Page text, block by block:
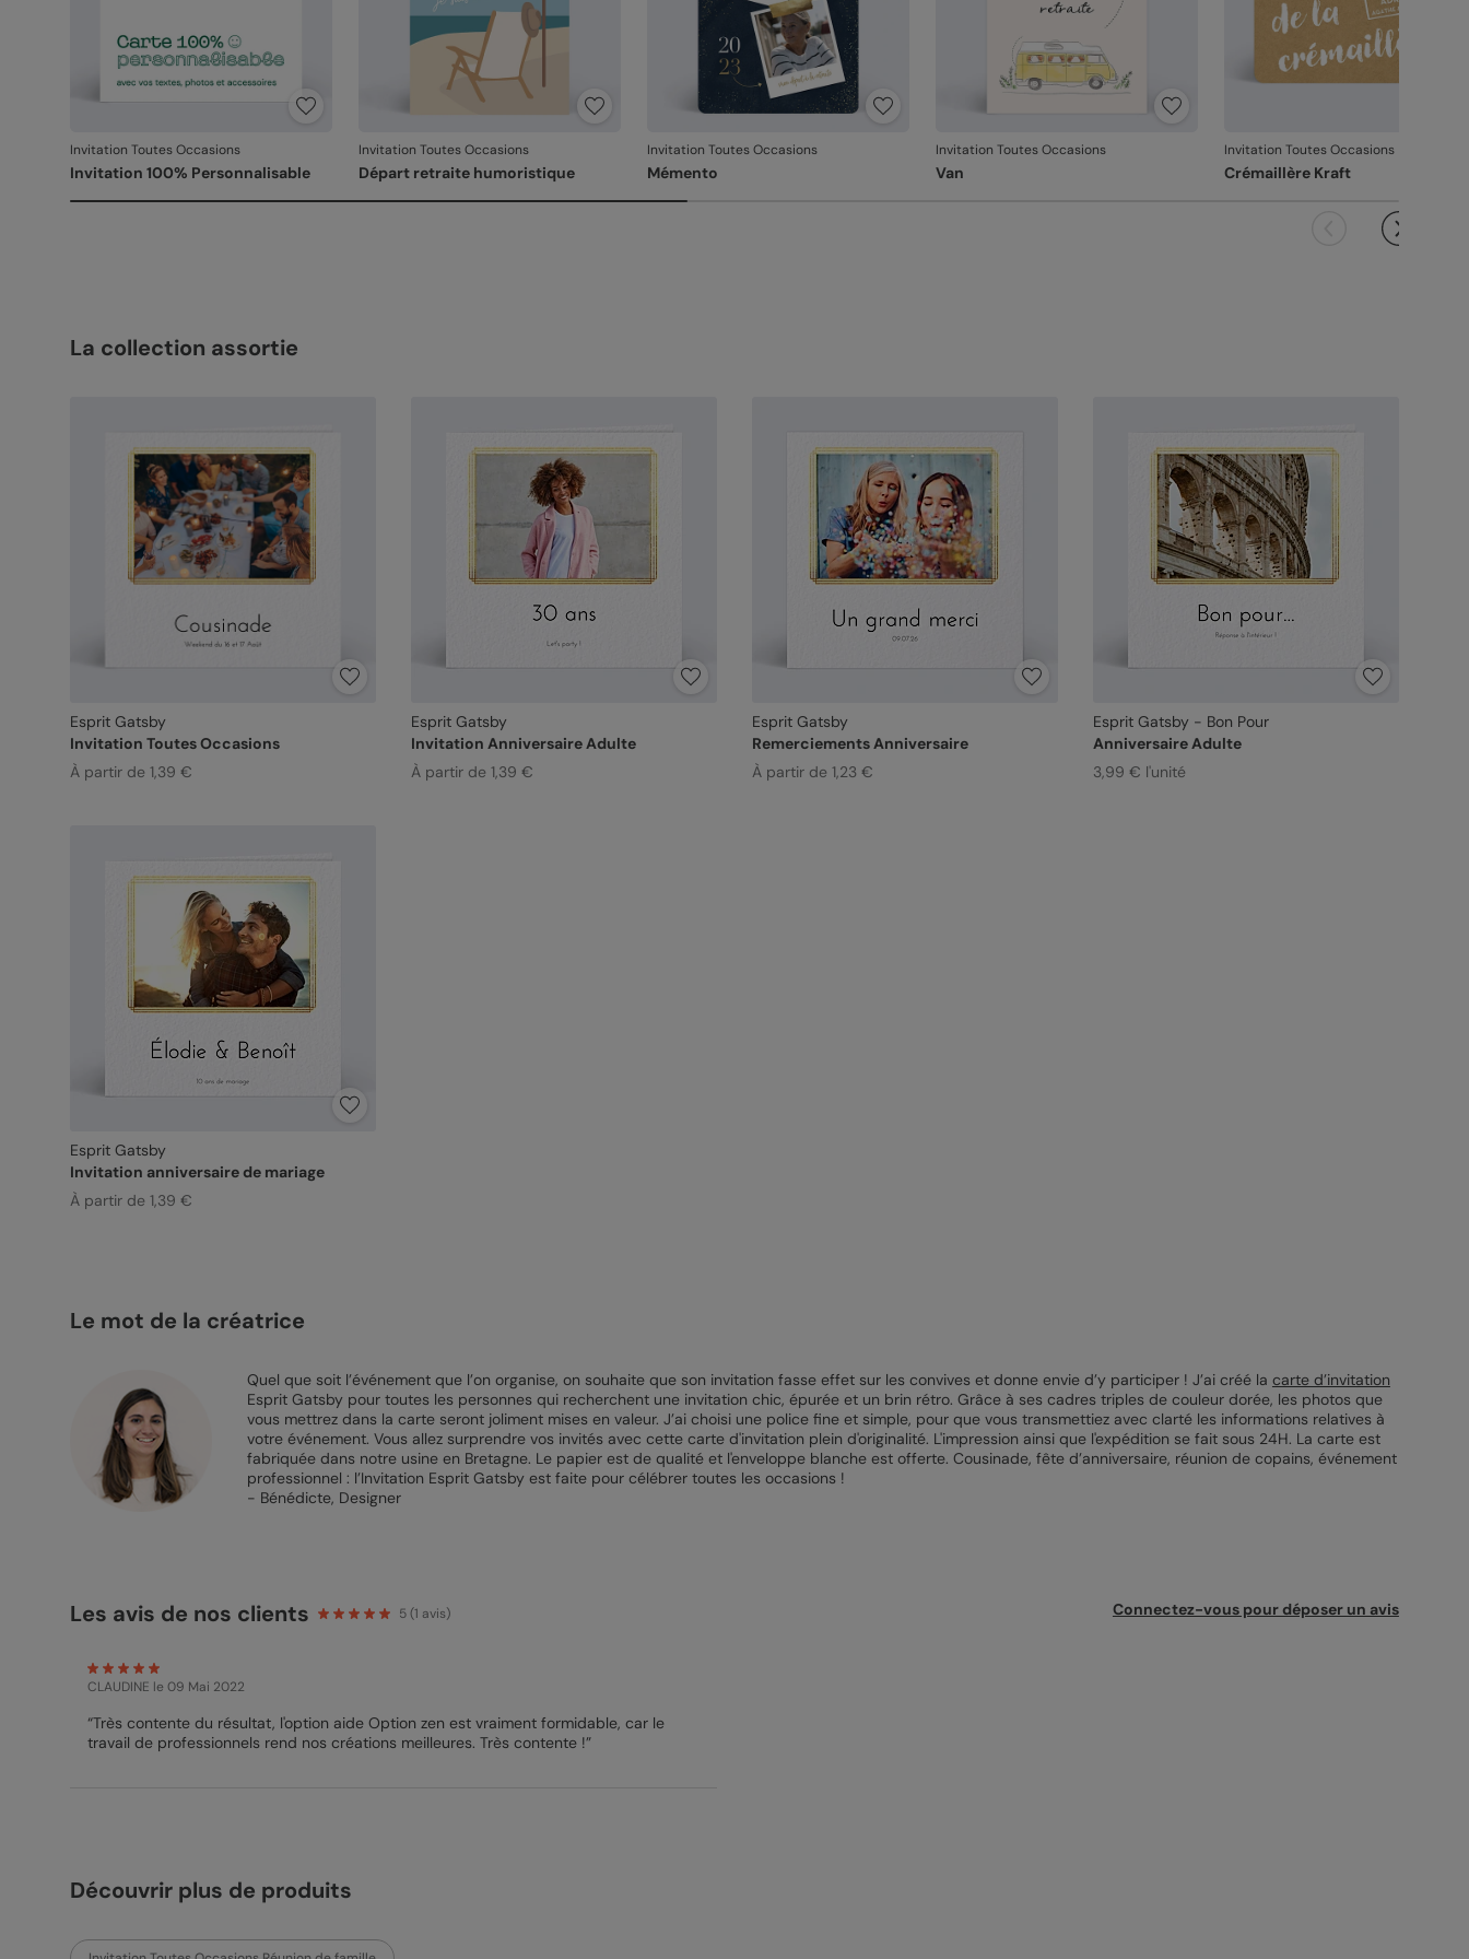
Invitation Toutes Occasions
Invitation 100% Personnalisable
Invitation Toutes Occasions
Départ retraite humoristique
Invitation Toutes Occasions
Mémento
Invitation Toutes Occasions
Van
Invitation Toutes Occasions
Crémaillère Kraft
La collection assortie
Esprit Gatsby
Invitation Toutes Occasions
À partir de 1,39 €
Esprit Gatsby
Invitation Anniversaire Adulte
À partir de 1,39 €
Esprit Gatsby
Remerciements Anniversaire
À partir de 1,23 €
Esprit Gatsby - Bon Pour
Anniversaire Adulte
3,99 € l'unité
Esprit Gatsby
Invitation anniversaire de mariage
À partir de 1,39 €
Le mot de la créatrice
Quel que soit l’événement que l’on organise, on souhaite que son invitation fasse effet sur les convives et donne envie d’y participer ! J’ai créé la carte d’invitation
Esprit Gatsby pour toutes les personnes qui recherchent une invitation chic, épurée et un brin rétro. Grâce à ses cadres triples de couleur dorée, les photos que
vous mettrez dans la carte seront joliment mises en valeur. J’ai choisi une police fine et simple, pour que vous transmettiez avec clarté les informations relatives à
votre événement. Vous allez surprendre vos invités avec cette carte d'invitation plein d'originalité. L'impression ainsi que l'expédition se fait sous 24H. La carte est
fabriquée dans notre usine en Bretagne. Le papier est de qualité et l'enveloppe blanche est offerte. Cousinade, fête d’anniversaire, réunion de copains, événement
professionnel : l’Invitation Esprit Gatsby est faite pour célébrer toutes les occasions !
- Bénédicte, Designer
Les avis de nos clients 5(1 avis) Connectez-vous pour déposer un avis
CLAUDINE le 09 Mai 2022
“Très contente du résultat, l'option aide Option zen est vraiment formidable, car le
travail de professionnels rend nos créations meilleures. Très contente !”
Découvrir plus de produits